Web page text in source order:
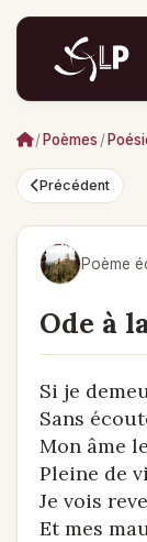
/ Poèmes /
Précédent
Poème
Ode à
Si je
Sans
Mon âme
Pleine de
Je vois
Et mes